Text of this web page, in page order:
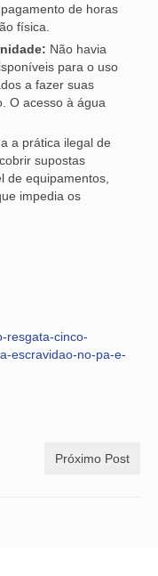
de horas
física.
Não havia
para o uso
a fazer suas
O acesso à água
a prática ilegal de
supostas
de equipamentos,
impedia os
resgata-cinco-
escravidao-no-pa-e-
Próximo Post